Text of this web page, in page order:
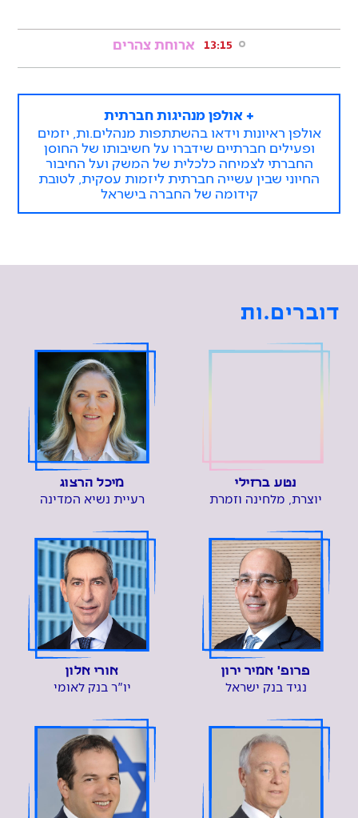
13:15 ארוחת צהרים
+ אולפן מנהיגות חברתית
אולפן ראיונות וידאו בהשתתפות מנהלים.ות, יזמים
ופעילים חברתיים שידברו על חשיבותו של החוסן
החברתי לצמיחה כלכלית של המשק ועל החיבור
החיוני שבין עשייה חברתית ליזמות עסקית, לטובת
קידומה של החברה בישראל
דוברים.ות
נטע ברזילי
יוצרת, מלחינה וזמרת
מיכל הרצוג
רעיית נשיא המדינה
פרופ' אמיר ירון
נגיד בנק ישראל
אורי אלון
יו"ר בנק לאומי